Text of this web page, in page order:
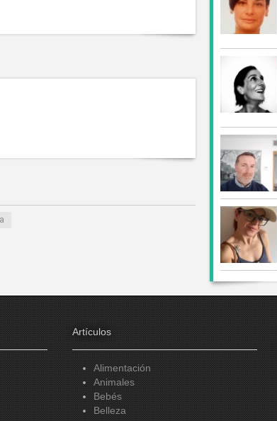
Artículos
Alimentación
Animales
Bebés
Belleza